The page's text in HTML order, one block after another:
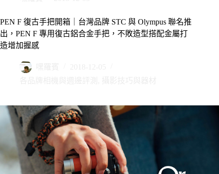
PEN F 復古手把開箱｜台灣品牌 STC 與 Olympus 聯名推
出，PEN F 專用復古鋁合金手把，不敗造型搭配金屬打
造增加握感